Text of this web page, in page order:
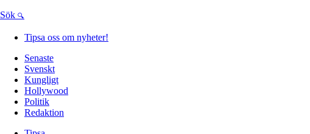
Sök
Tipsa oss om nyheter!
Senaste
Svenskt
Kungligt
Hollywood
Politik
Redaktion